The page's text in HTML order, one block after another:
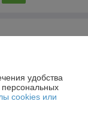
удобства
персональных
cookies или